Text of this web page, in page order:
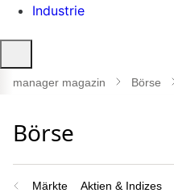
Industrie
öffnen
manager magazin Börse
Märkte Aktien & Indizes